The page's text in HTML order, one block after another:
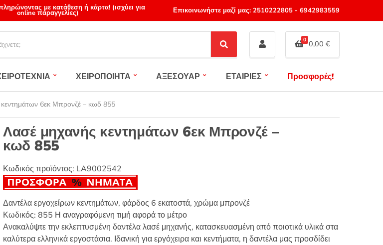
με κατάθεση ή κάρτα! (ισχύει για
online παραγγελίες) Επικοινωνήστε μαζί μας: 2510222805- 6942983559
S
e
c
0 0,00 €
ΧΕΙΡΟΠΟΙΗΤΑ ΑΞΕΣΟΥΑΡ ΕΤΑΙΡΙΕΣ Προσφορές!
6εκ Μπρονζέ – κωδ 855
Λασέ μηχανής κεντημάτων 6εκ Μπρονζέ –
κωδ 855
Κωδικός προϊόντος: LA9002542
Δαντέλα εργοχείρων κεντημάτων, φάρδος 6 εκατοστά, χρώμα μπρονζέ
Κωδικός: 855 Η αναγραφόμενη τιμή αφορά το μέτρο
Ανακαλύψτε την εκλεπτυσμένη δαντέλα λασέ μηχανής, κατασκευασμένη από ποιοτικά υλικά στα
καλύτερα ελληνικά εργοστάσια. Ιδανική για εργόχειρα και κεντήματα, η δαντέλα μας προσδίδει